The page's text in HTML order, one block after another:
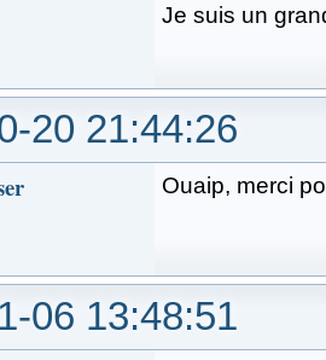
Je suis un
20 21:44:26
Ouaip, merci
06 13:48:51